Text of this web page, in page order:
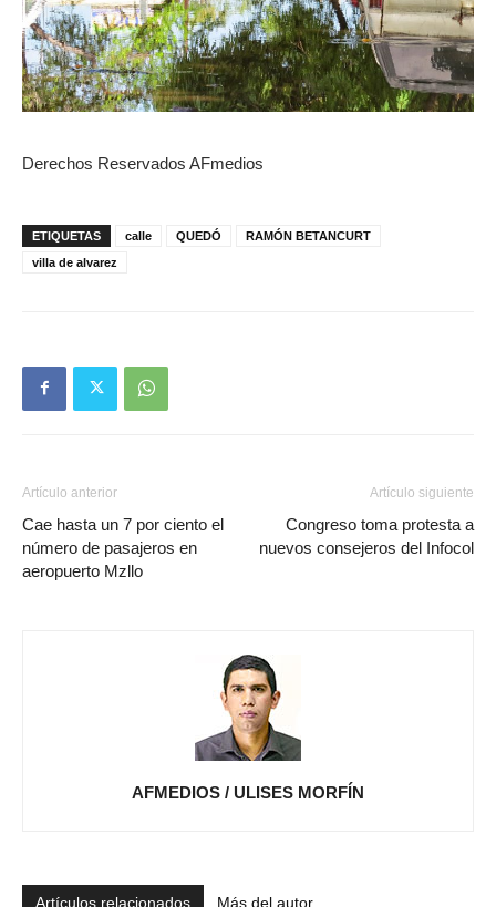
Derechos Reservados AFmedios
ETIQUETAS calle QUEDÓ
RAMÓN BETANCURT
villa de alvarez
Artículo anterior
Cae hasta un 7 por ciento el
número de pasajeros en
aeropuerto Mzllo
Artículo siguiente
Congreso toma protesta a
nuevos consejeros del Infocol
AFMEDIOS / ULISES MORFÍN
Artículos relacionados Más del autor